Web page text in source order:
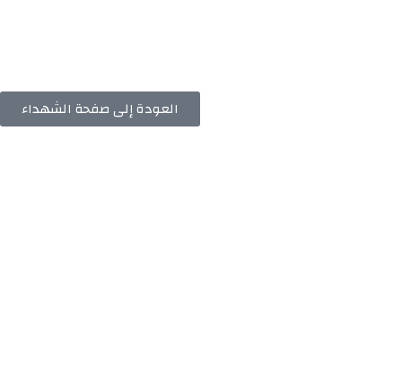
العودة إلى صفحة الشهداء